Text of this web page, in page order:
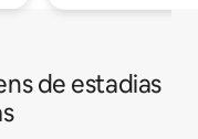
de estadias